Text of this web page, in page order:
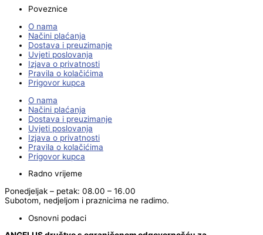
Poveznice
O nama
Načini plaćanja
Dostava i preuzimanje
Uvjeti poslovanja
Izjava o privatnosti
Pravila o kolačićima
Prigovor kupca
O nama
Načini plaćanja
Dostava i preuzimanje
Uvjeti poslovanja
Izjava o privatnosti
Pravila o kolačićima
Prigovor kupca
Radno vrijeme
Ponedjeljak – petak: 08.00 – 16.00
Subotom, nedjeljom i praznicima ne radimo.
Osnovni podaci